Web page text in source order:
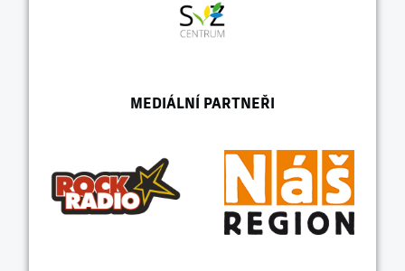
MEDIÁLNÍ PARTNEŘI